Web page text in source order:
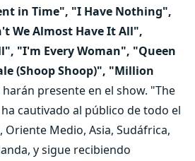
in Time", "I Have Nothing",
We Almost Have It All",
"I'm Every Woman", "Queen
(Shoop Shoop)", "Million
harán presente en el show. "The
cautivado al público de todo el
Oriente Medio, Asia, Sudáfrica,
y sigue recibiendo